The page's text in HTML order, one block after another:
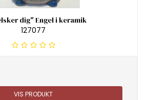
dig" Engel i keramik
127077
VIS PRODUKT